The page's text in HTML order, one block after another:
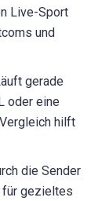
Live-Sport
und
gerade
oder eine
hilft
die Sender
für gezieltes